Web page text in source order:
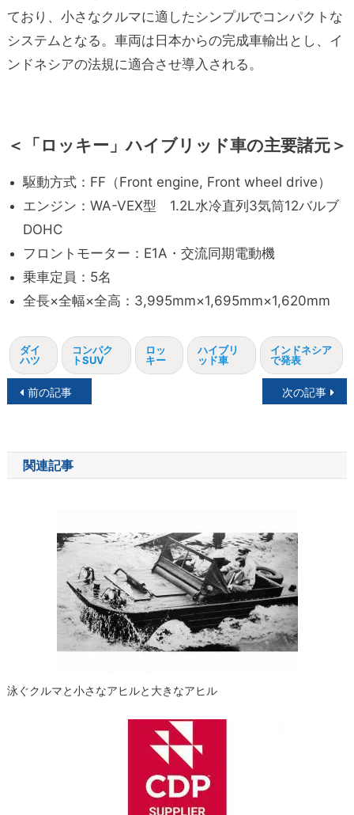
ており、小さなクルマに適したシンプルでコンパクトな
システムとなる。車両は日本からの完成車輸出とし、イ
ンドネシアの法規に適合させ導入される。
＜「ロッキー」ハイブリッド車の主要諸元＞
駆動方式：FF（Front engine, Front wheel drive）
エンジン：WA-VEX型 1.2L水冷直列3気筒12バルブ
DOHC
フロントモーター：E1A・交流同期電動機
乗車定員：5名
全長×全幅×全高：3,995mm×1,695mm×1,620mm
ダイ
ハツ
コンパク
トSUV
ロッ
キー
ハイブリ
ッド車
インドネシア
で発表
投
ナ
ビ
前の記事 次の記事
関連記事
泳ぐクルマと小さなアヒルと大きなアヒル